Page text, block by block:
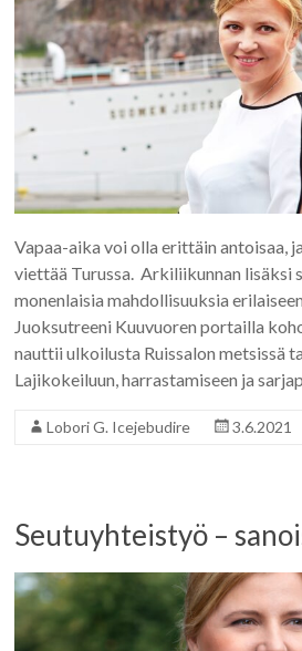
Vapaa-aika voi olla erittäin antoisaa,
viettää Turussa. Arkiliikunnan lisäksi
monenlaisia mahdollisuuksia
Juoksutreeni Kuuvuoren portailla
nauttii ulkoilusta Ruissalon metsissä
Lajikokeiluun, harrastamiseen ja
Lobori G. Icejebudire 3.6.2021
Seutuyhteistyö –